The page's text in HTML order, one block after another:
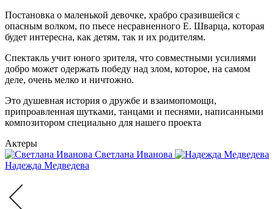
Постановка о маленькой девочке, храбро сразившейся с
опасным волком, по пьесе несравненного Е. Шварца, которая
будет интересна, как детям, так и их родителям.
Спектакль учит юного зрителя, что совместными усилиями
добро может одержать победу над злом, которое, на самом
деле, очень мелко и ничтожно.
Это душевная история о дружбе и взаимопомощи,
припроавленная шутками, танцами и песнями, написанными
композитором специально для нашего проекта
Актеры
Светлана Иванова
Надежда Медведева